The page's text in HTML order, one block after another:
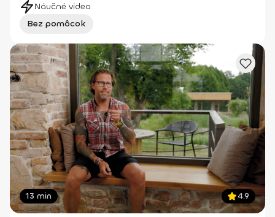
Náučné video
Bez pomôcok
13 min 4.9